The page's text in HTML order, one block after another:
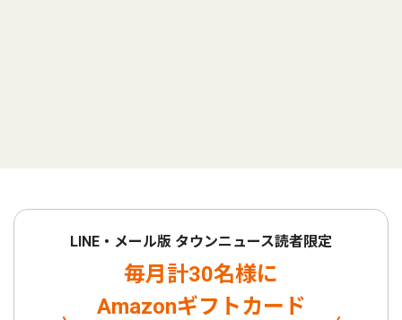
LINE・メール版 タウンニュース読者限定
毎月計30名様に
Amazonギフトカード